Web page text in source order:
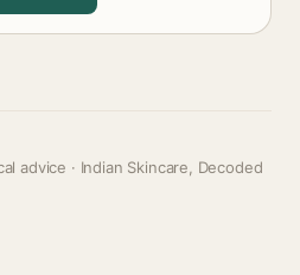
advice · Indian Skincare, Decoded